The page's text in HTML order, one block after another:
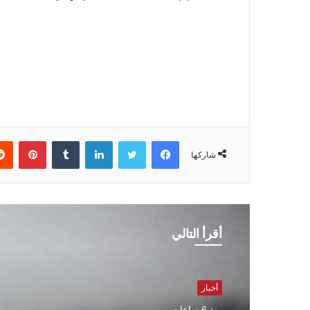
شاركها
فيسبوك تويتر لينكدإن
أقرأ التالي
أخبار